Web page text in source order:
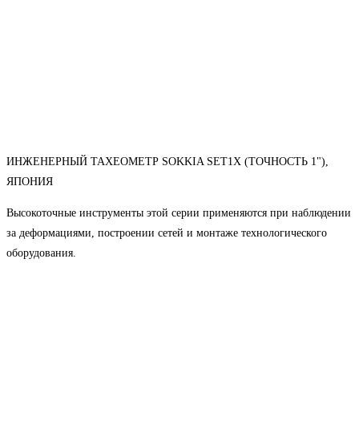
ИНЖЕНЕРНЫЙ ТАХЕОМЕТР SOKKIA SET1X (ТОЧНОСТЬ 1"),
ЯПОНИЯ
Высокоточные инструменты этой серии применяются при наблюдении
за деформациями, построении сетей и монтаже технологического
оборудования.